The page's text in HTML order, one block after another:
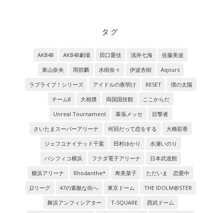
タグ
AKB48 AKB48劇場 田口愛佳 浅井七海
佐藤美波
東山奈央
岡部麟 水樹奈々 伊波杏樹
Aqours
ラブライブ！シリーズ
アイドルの夜明け RESET
僕の太陽
チーム8
大相撲 両国国技館
ここからだ
Unreal Tournament
幕張メッセ
目撃者
さいたまスーパーアリーナ
何回だって恋をする
大橋彩香
ジェフユナイテッド千葉
田村ゆかり
水瀬いのり
パシフィコ横浜
フクダ電子アリーナ
日本武道館
横浜アリーナ
Rhodanthe* 寿美菜子
ただいま 恋愛中
J2リーグ
47の素敵な街へ 東京ドーム
THE IDOLM@STER
舞浜アンフィシアター
T-SQUARE
西武ドーム